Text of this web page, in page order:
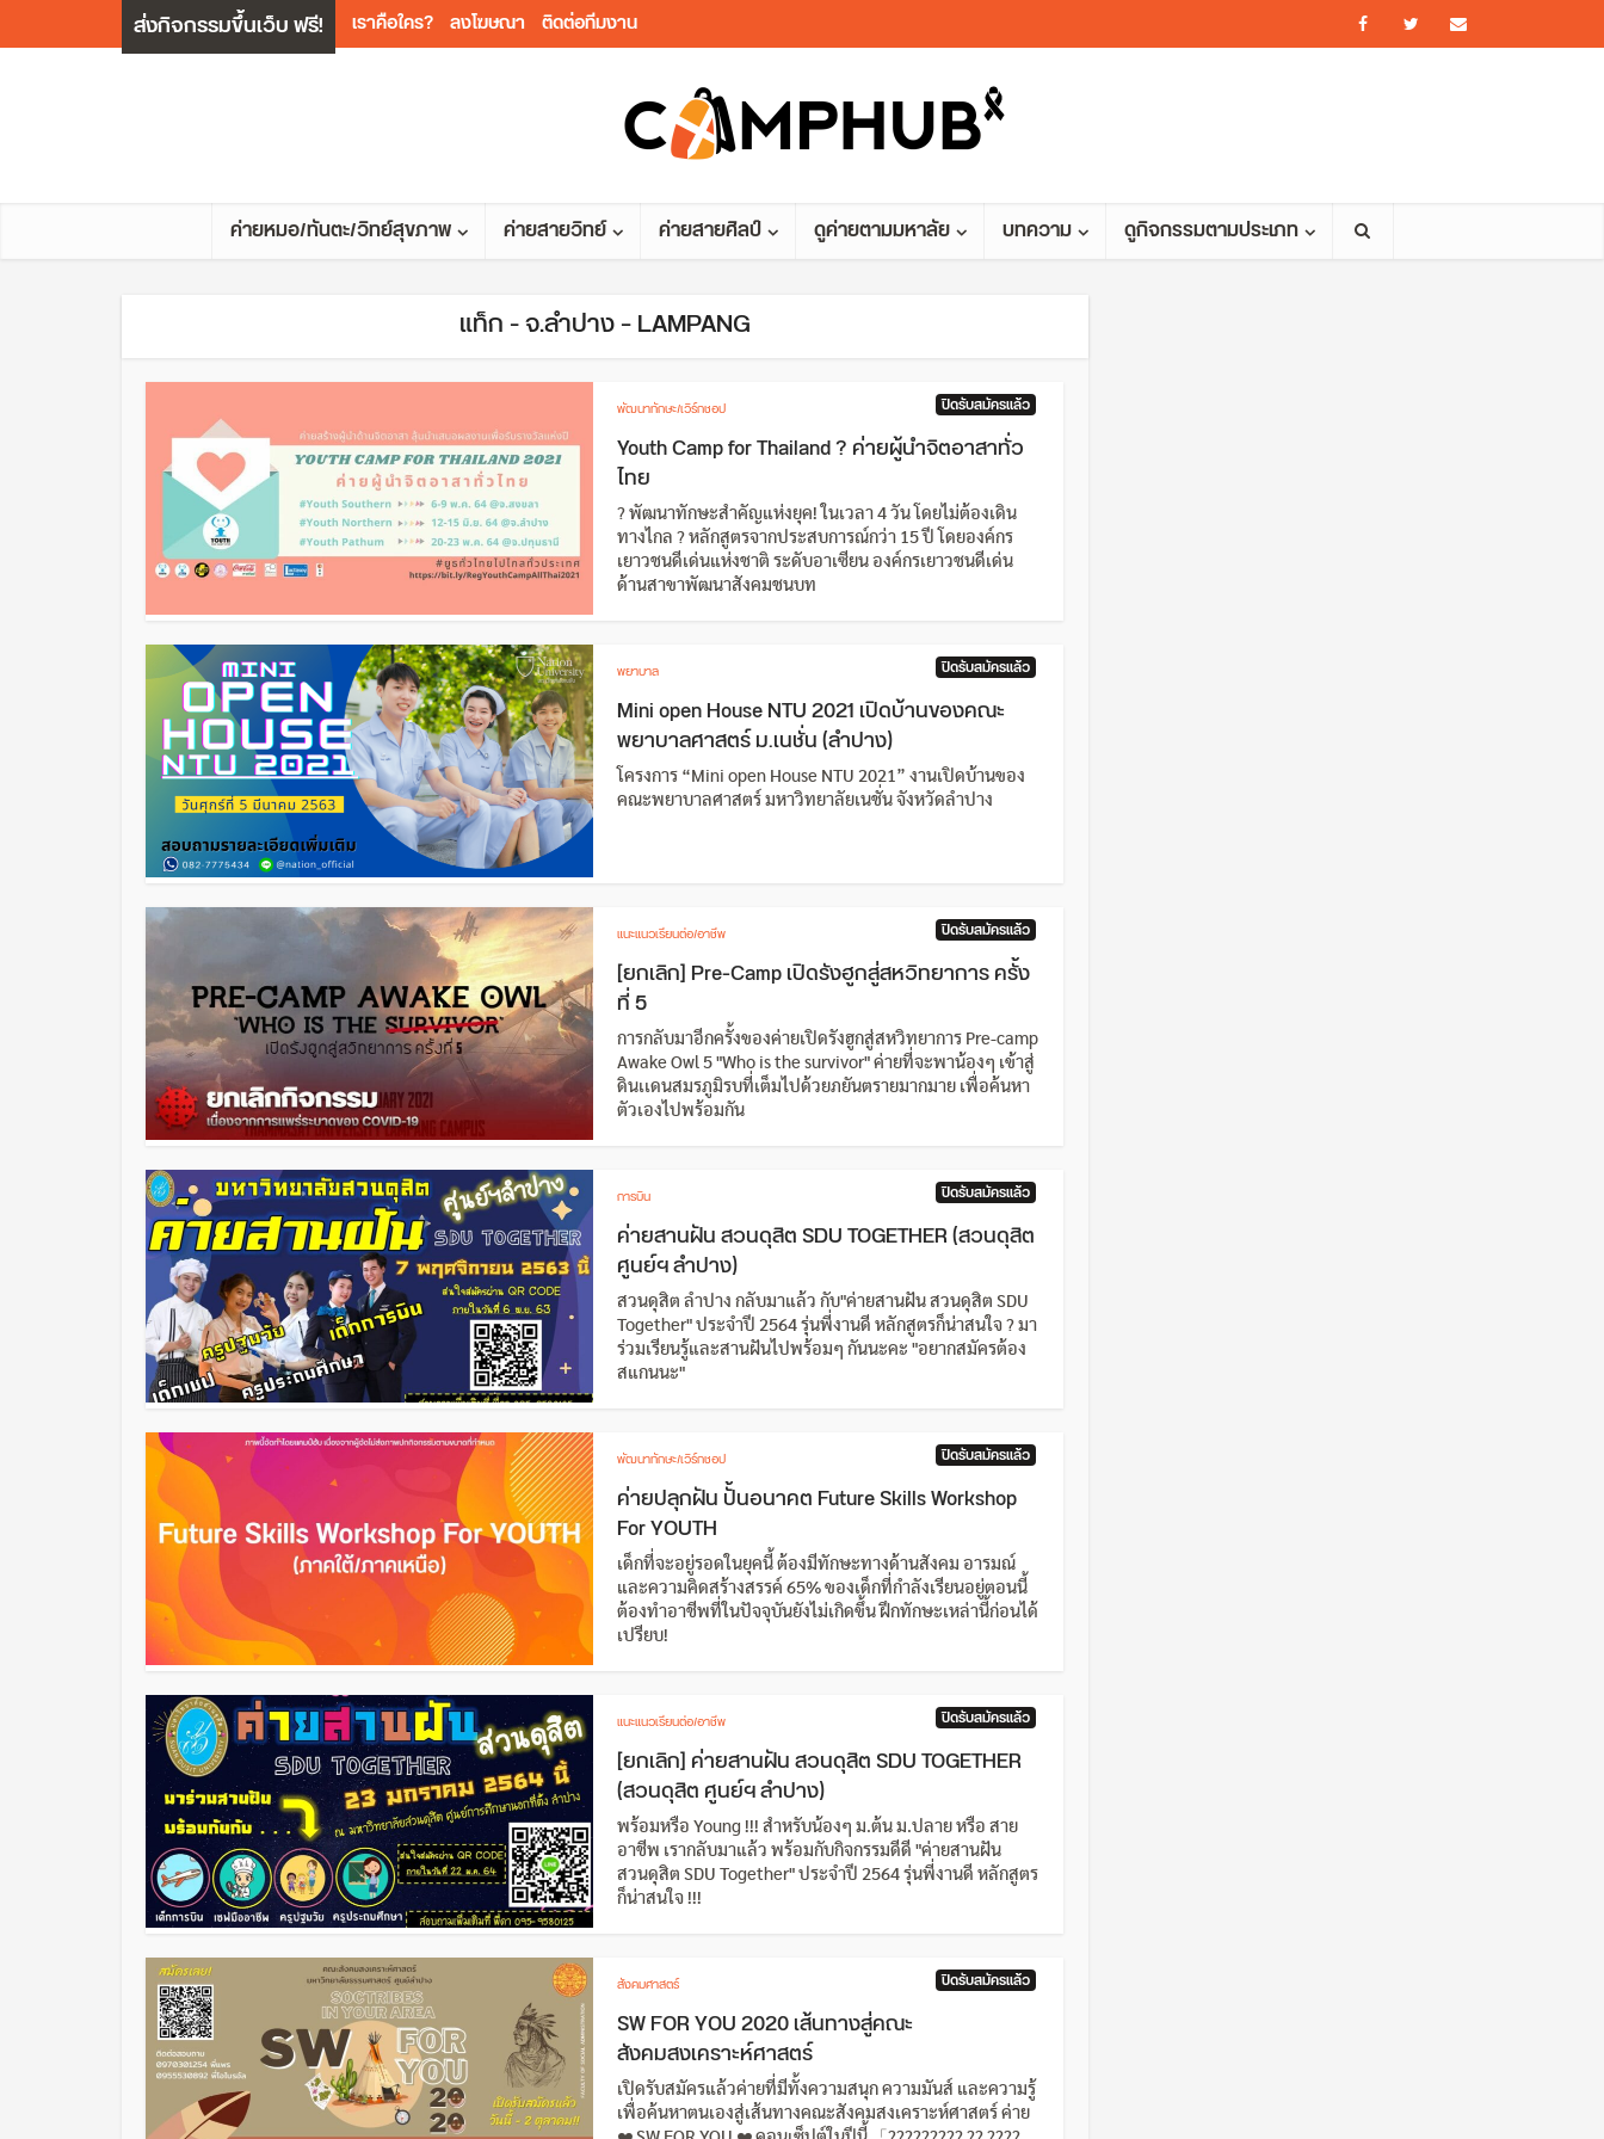
ส่งกิจกรรมขึ้นเว็บ ฟรี! เราคือใคร? ลงโฆษณา ติดต่อทีมงาน
ค่ายหมอ/ทันตะ/วิทย์สุขภาพ ค่ายสายวิทย์ ค่ายสายศิลป์ ดูค่ายตามมหาลัย บทความ ดูกิจกรรมตามประเภท
แท็ก - จ.ลำปาง – LAMPANG
พัฒนาทักษะ/เวิร์กชอป ปิดรับสมัครแล้ว
Youth Camp for Thailand ? ค่ายผู้นำจิตอาสาทั่ว
ไทย
? พัฒนาทักษะสำคัญแห่งยุค! ในเวลา 4 วัน โดยไม่ต้องเดิน
ทางไกล ? หลักสูตรจากประสบการณ์กว่า 15 ปี โดยองค์กร
เยาวชนดีเด่นแห่งชาติ ระดับอาเซียน องค์กรเยาวชนดีเด่น
ด้านสาขาพัฒนาสังคมชนบท
พยาบาล ปิดรับสมัครแล้ว
Mini open House NTU 2021 เปิดบ้านของคณะ
พยาบาลศาสตร์ ม.เนชั่น (ลำปาง)
โครงการ “Mini open House NTU 2021” งานเปิดบ้านของ
คณะพยาบาลศาสตร์ มหาวิทยาลัยเนชั่น จังหวัดลำปาง
แนะแนวเรียนต่อ/อาชีพ ปิดรับสมัครแล้ว
[ยกเลิก] Pre-Camp เปิดรังฮูกสู่สหวิทยาการ ครั้ง
ที่ 5
การกลับมาอีกครั้งของค่ายเปิดรังฮูกสู่สหวิทยาการ Pre-camp
Awake Owl 5 "Who is the survivor" ค่ายที่จะพาน้องๆ เข้าสู่
ดินเเดนสมรภูมิรบที่เต็มไปด้วยภยันตรายมากมาย เพื่อค้นหา
ตัวเองไปพร้อมกัน
การบิน ปิดรับสมัครแล้ว
ค่ายสานฝัน สวนดุสิต SDU TOGETHER (สวนดุสิต
ศูนย์ฯ ลำปาง)
สวนดุสิต ลำปาง กลับมาแล้ว กับ"ค่ายสานฝัน สวนดุสิต SDU
Together" ประจำปี 2564 รุ่นพี่งานดี หลักสูตรก็น่าสนใจ ? มา
ร่วมเรียนรู้และสานฝันไปพร้อมๆ กันนะคะ "อยากสมัครต้อง
สแกนนะ"
พัฒนาทักษะ/เวิร์กชอป ปิดรับสมัครแล้ว
ค่ายปลุกฝัน ปั้นอนาคต Future Skills Workshop
For YOUTH
เด็กที่จะอยู่รอดในยุคนี้ ต้องมีทักษะทางด้านสังคม อารมณ์
และความคิดสร้างสรรค์ 65% ของเด็กที่กำลังเรียนอยู่ตอนนี้
ต้องทำอาชีพที่ในปัจจุบันยังไม่เกิดขึ้น ฝึกทักษะเหล่านี้ก่อนได้
เปรียบ!
แนะแนวเรียนต่อ/อาชีพ ปิดรับสมัครแล้ว
[ยกเลิก] ค่ายสานฝัน สวนดุสิต SDU TOGETHER
(สวนดุสิต ศูนย์ฯ ลำปาง)
พร้อมหรือ Young !!! สำหรับน้องๆ ม.ต้น ม.ปลาย หรือ สาย
อาชีพ เรากลับมาแล้ว พร้อมกับกิจกรรมดีดี "ค่ายสานฝัน
สวนดุสิต SDU Together" ประจำปี 2564 รุ่นพี่งานดี หลักสูตร
ก็น่าสนใจ !!!
สังคมศาสตร์ ปิดรับสมัครแล้ว
SW FOR YOU 2020 เส้นทางสู่คณะ
สังคมสงเคราะห์ศาสตร์
เปิดรับสมัครแล้วค่ายที่มีทั้งความสนุก ความมันส์ และความรู้
เพื่อค้นหาตนเองสู่เส้นทางคณะสังคมสงเคราะห์ศาสตร์ ค่าย